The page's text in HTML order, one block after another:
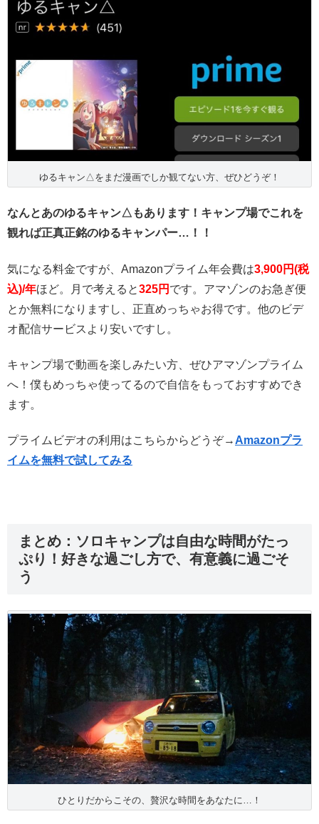
ゆるキャン△をまだ漫画でしか観てない方、ぜひどうぞ！
なんとあのゆるキャン△もあります！キャンプ場でこれを
観れば正真正銘のゆるキャンパー…！！
気になる料金ですが、Amazonプライム年会費は3,900円(税
込)/年ほど。月で考えると325円 です。アマゾンのお急ぎ便
とか無料になりますし、正直めっちゃお得です。他のビデ
オ配信サービスより安いですし。
キャンプ場で動画を楽しみたい方、ぜひアマゾンプライム
へ！僕もめっちゃ使ってるので自信をもっておすすめでき
ます。
プライムビデオの利用はこちらからどうぞ→ Amazonプラ
イムを無料で試してみる
まとめ：ソロキャンプは自由な時間がたっ
ぷり！好きな過ごし方で、有意義に過ごそ
う
ひとりだからこその、贅沢な時間をあなたに…！